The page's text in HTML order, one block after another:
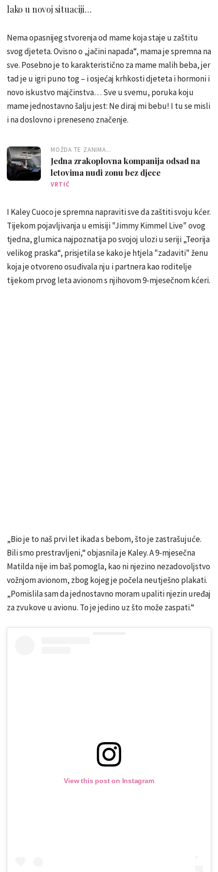
lako u novoj situaciji…
Nema opasnijeg stvorenja od mame koja staje u zaštitu
svog djeteta. Ovisno o „jačini napada“, mama je spremna na
sve. Posebno je to karakteristično za mame malih beba, jer
tad je u igri puno tog – i osjećaj krhkosti djeteta i hormoni i
novo iskustvo majčinstva… Sve u svemu, poruka koju
mame jednostavno šalju jest: Ne diraj mi bebu! I tu se misli
i na doslovno i preneseno značenje.
MOŽDA TE ZANIMA...
Jedna zrakoplovna kompanija odsad na
letovima nudi zonu bez djece
VRTIĆ
I Kaley Cuoco je spremna napraviti sve da zaštiti svoju kćer.
Tijekom pojavljivanja u emisiji "Jimmy Kimmel Live" ovog
tjedna, glumica najpoznatija po svojoj ulozi u seriji „Teorija
velikog praska“, prisjetila se kako je htjela "zadaviti" ženu
koja je otvoreno osuđivala nju i partnera kao roditelje
tijekom prvog leta avionom s njihovom 9-mjesečnom kćeri.
„Bio je to naš prvi let ikada s bebom, što je zastrašujuće.
Bili smo prestravljeni,“ objasnila je Kaley. A 9-mjesečna
Matilda nije im baš pomogla, kao ni njezino nezadovoljstvo
vožnjom avionom, zbog kojeg je počela neutješno plakati.
„Pomislila sam da jednostavno moram upaliti njezin uređaj
za zvukove u avionu. To je jedino uz što može zaspati.“
View this post on Instagram